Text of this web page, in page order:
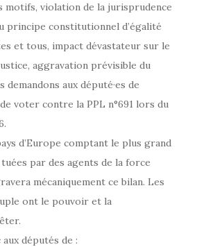
motifs, violation de la jurisprudence
principe constitutionnel d’égalité
et tous, impact dévastateur sur le
aggravation prévisible du
aux député·es de
voter contre la PPL n°691 lors du
d’Europe comptant le plus grand
par des agents de la force
mécaniquement ce bilan. Les
ont le pouvoir et la
députés de :